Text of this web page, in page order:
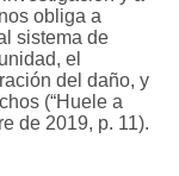
obliga a
sistema de
el
del daño, y
(“Huele a
de 2019, p. 11).